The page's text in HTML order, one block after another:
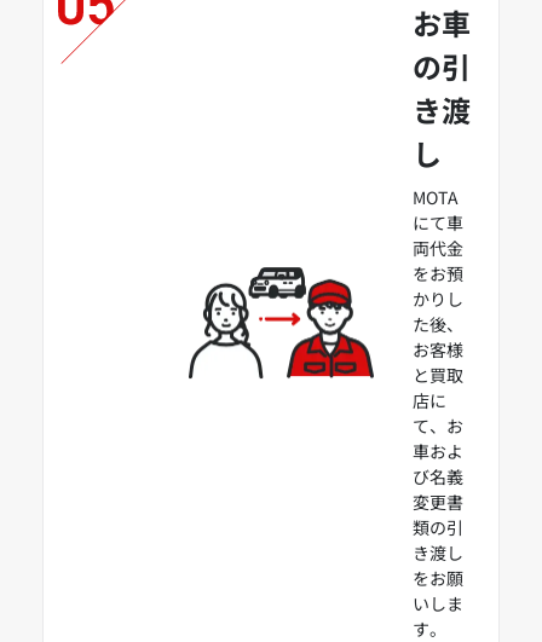
お車
の引
き渡
し
MOTA
にて車
両代金
をお預
かりし
た後、
お客様
と買取
店に
て、お
車およ
び名義
変更書
類の引
き渡し
をお願
いしま
す。